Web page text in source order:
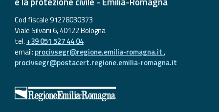
Cod fiscale 91278030373
Viale Silvani 6, 40122 Bologna
tel. +39 051 527 44 04
email: procivsegr@regione.emilia-romagna.it,
procivsegr@postacert.regione.emilia-romagna.it